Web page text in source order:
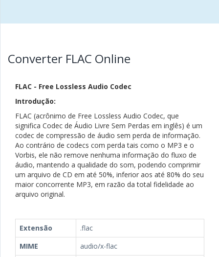
Converter FLAC Online
FLAC - Free Lossless Audio Codec
Introdução:
FLAC (acrônimo de Free Lossless Audio Codec, que
significa Codec de Áudio Livre Sem Perdas em inglês) é um
codec de compressão de áudio sem perda de informação.
Ao contrário de codecs com perda tais como o MP3 e o
Vorbis, ele não remove nenhuma informação do fluxo de
áudio, mantendo a qualidade do som, podendo comprimir
um arquivo de CD em até 50%, inferior aos até 80% do seu
maior concorrente MP3, em razão da total fidelidade ao
arquivo original.
Extensão
.flac
MIME
audio/x-flac